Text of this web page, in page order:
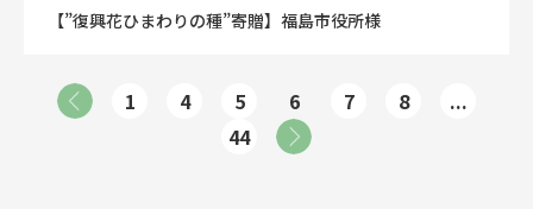
【”復興花ひまわりの種”寄贈】福島市役所様
1 4 5 6 7 8
...
44